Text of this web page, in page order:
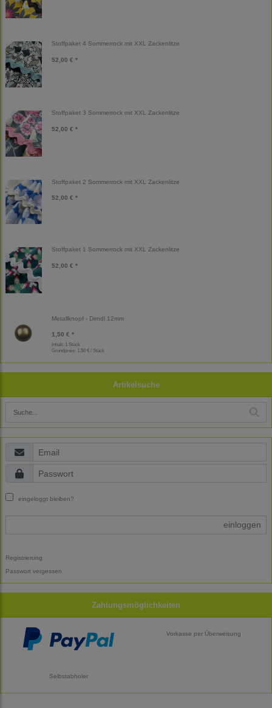
Stoffpaket 4 Sommerrock mit XXL Zackenlitze
52,00 € *
Stoffpaket 3 Sommerrock mit XXL Zackenlitze
52,00 € *
Stoffpaket 2 Sommerrock mit XXL Zackenlitze
52,00 € *
Stoffpaket 1 Sommerrock mit XXL Zackenlitze
52,00 € *
Metallknopf - Dirndl 12mm
1,50 € *
Inhalt: 1 Stück
Grundpreis: 1,50 € / Stück
Artikelsuche
eingeloggt bleiben?
einloggen
Registrierung
Passwort vergessen
Zahlungsmöglichkeiten
Vorkasse per Überweisung
Selbstabholer